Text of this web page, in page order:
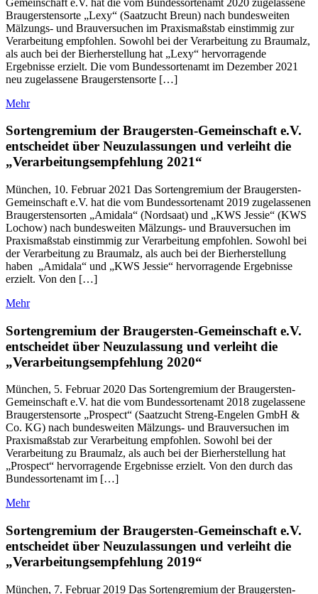
Braugerstensorte „Lexy“ (Saatzucht Breun) nach bundesweiten
Mälzungs- und Brauversuchen im Praxismaßstab einstimmig zur
Verarbeitung empfohlen. Sowohl bei der Verarbeitung zu Braumalz,
als auch bei der Bierherstellung hat „Lexy“ hervorragende
Ergebnisse erzielt. Die vom Bundessortenamt im Dezember 2021
neu zugelassene Braugerstensorte […]
Mehr
Sortengremium der Braugersten-Gemeinschaft e.V.
entscheidet über Neuzulassungen und verleiht die
„Verarbeitungsempfehlung 2021“
München, 10. Februar 2021 Das Sortengremium der Braugersten-
Gemeinschaft e.V. hat die vom Bundessortenamt 2019 zugelassenen
Braugerstensorten „Amidala“ (Nordsaat) und „KWS Jessie“ (KWS
Lochow) nach bundesweiten Mälzungs- und Brauversuchen im
Praxismaßstab einstimmig zur Verarbeitung empfohlen. Sowohl bei
der Verarbeitung zu Braumalz, als auch bei der Bierherstellung
haben „Amidala“ und „KWS Jessie“ hervorragende Ergebnisse
erzielt. Von den […]
Mehr
Sortengremium der Braugersten-Gemeinschaft e.V.
entscheidet über Neuzulassung und verleiht die
„Verarbeitungsempfehlung 2020“
München, 5. Februar 2020 Das Sortengremium der Braugersten-
Gemeinschaft e.V. hat die vom Bundessortenamt 2018 zugelassene
Braugerstensorte „Prospect“ (Saatzucht Streng-Engelen GmbH &
Co. KG) nach bundesweiten Mälzungs- und Brauversuchen im
Praxismaßstab zur Verarbeitung empfohlen. Sowohl bei der
Verarbeitung zu Braumalz, als auch bei der Bierherstellung hat
„Prospect“ hervorragende Ergebnisse erzielt. Von den durch das
Bundessortenamt im […]
Mehr
Sortengremium der Braugersten-Gemeinschaft e.V.
entscheidet über Neuzulassungen und verleiht die
„Verarbeitungsempfehlung 2019“
München, 7. Februar 2019 Das Sortengremium der Braugersten-